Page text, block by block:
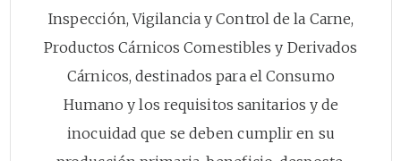
Inspección, Vigilancia y Control de la Carne,
Productos Cárnicos Comestibles y Derivados
Cárnicos, destinados para el Consumo
Humano y los requisitos sanitarios y de
inocuidad que se deben cumplir en su